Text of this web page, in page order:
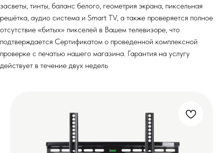
засветы, тинты, баланс белого, геометрия экрана, пиксельная
решётка, аудио система и Smart TV, а также проверяется полное
отсутствие «битых» пикселей в Вашем телевизоре, что
подтверждается Сертификатом о проведенной комплексной
проверке с печатью нашего магазина. Гарантия на услугу
действует в течение двух недель